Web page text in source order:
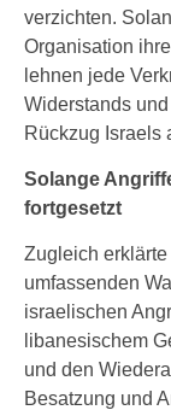
verzichten.
Organisation
lehnen jede
Widerstands
Rückzug Israels
Solange
fortgesetzt
Zugleich
umfassenden
israelischen
libanesischem
und den
Besatzung und